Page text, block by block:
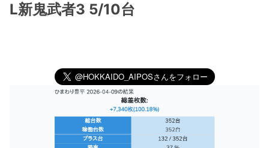
L新鬼武者3 5/10台